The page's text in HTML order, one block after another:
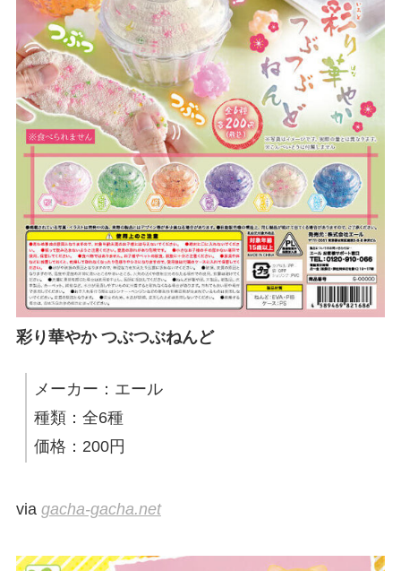
彩り華やか つぶつぶねんど
メーカー：エール
種類：全6種
価格：200円
via gacha-gacha.net